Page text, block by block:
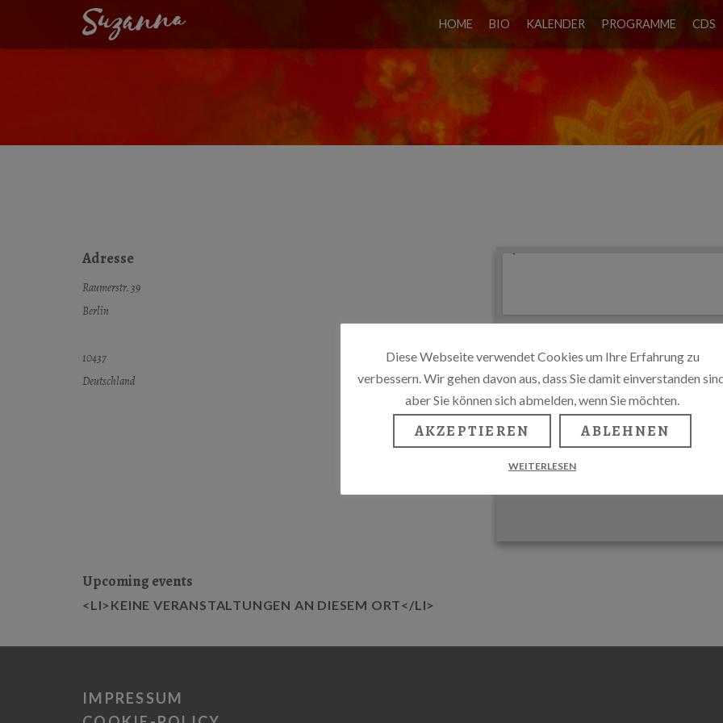
HOME BIO KALENDER PROGRAMME CDS
Adresse
Raumerstr. 39
Berlin
10437
Deutschland
Upcoming events
<LI>KEINE VERANSTALTUNGEN AN DIESEM ORT</LI>
IMPRESSUM
Diese Webseite verwendet Cookies um Ihre Erfahrung zu
verbessern. Wir gehen davon aus, dass Sie damit einverstanden
aber Sie können sich abmelden, wenn Sie möchten.
AKZEPTIEREN ABLEHNEN
WEITERLESEN